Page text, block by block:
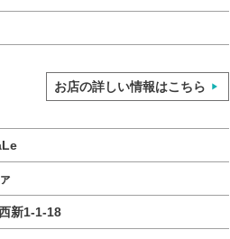
お店の詳しい情報はこちら
新1-1-18